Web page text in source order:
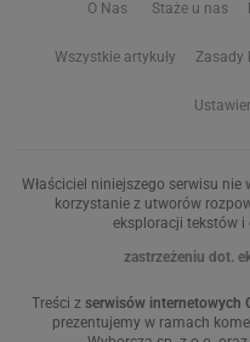
O Nas Staże u nas
Wszystkie artykuły Zasady
Właściciel niniejszego serwisu
korzystanie z utworów
eksploracji tekstów
zastrzeżeniu dot.
Treści z serwisów internetowych
prezentujemy w ramach